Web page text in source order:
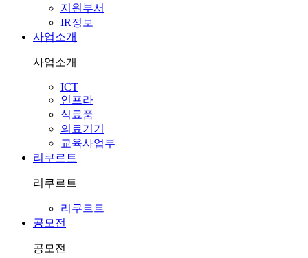
지원부서
IR정보
사업소개
사업소개
ICT
인프라
식료품
의료기기
교육사업부
리쿠르트
리쿠르트
리쿠르트
공모전
공모전